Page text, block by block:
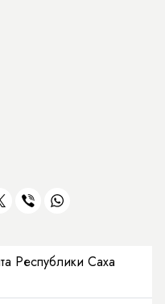
Республики Саха